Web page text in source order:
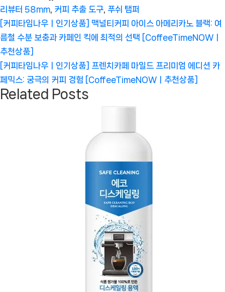
리뷰터 58mm 커피 추출 도구 푸쉬 탬퍼
글
탐
색
Previous
Post:
[커피타임나우ㅣ인기상품] 맥널티커피 아이스 아메리카노 블랙: 여
름철 수분 보충과 카페인 킥에 최적의 선택 [CoffeeTimeNOWㅣ
추천상품]
Next
Post:
[커피타임나우ㅣ인기상품] 프렌치카페 마일드 프리미엄 에디션 카
페믹스: 궁극의 커피 경험 [CoffeeTimeNOWㅣ추천상품]
Related Posts